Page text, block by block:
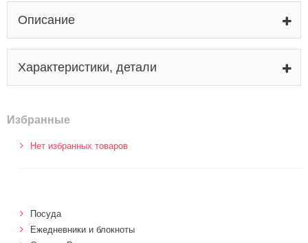
Описание
Характеристики, детали
Избранные
Нет избранных товаров
Посуда
Ежедневники и блокноты